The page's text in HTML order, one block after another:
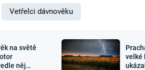
Zajímavosti
Vetřelci dávnověku
na světě
něj
velké